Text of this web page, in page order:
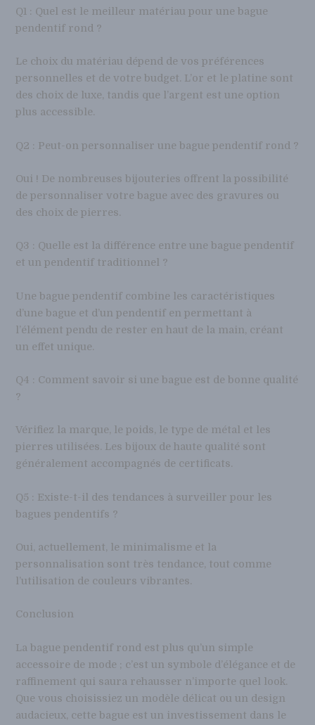
Q1 : Quel est le meilleur matériau pour une bague
pendentif rond ?
Le choix du matériau dépend de vos préférences
personnelles et de votre budget. L’or et le platine sont
des choix de luxe, tandis que l’argent est une option
plus accessible.
Q2 : Peut-on personnaliser une bague pendentif rond ?
Oui ! De nombreuses bijouteries offrent la possibilité
de personnaliser votre bague avec des gravures ou
des choix de pierres.
Q3 : Quelle est la différence entre une bague pendentif
et un pendentif traditionnel ?
Une bague pendentif combine les caractéristiques
d’une bague et d’un pendentif en permettant à
l’élément pendu de rester en haut de la main, créant
un effet unique.
Q4 : Comment savoir si une bague est de bonne qualité
?
Vérifiez la marque, le poids, le type de métal et les
pierres utilisées. Les bijoux de haute qualité sont
généralement accompagnés de certificats.
Q5 : Existe-t-il des tendances à surveiller pour les
bagues pendentifs ?
Oui, actuellement, le minimalisme et la
personnalisation sont très tendance, tout comme
l’utilisation de couleurs vibrantes.
Conclusion
La bague pendentif rond est plus qu’un simple
accessoire de mode ; c’est un symbole d’élégance et de
raffinement qui saura rehausser n’importe quel look.
Que vous choisissiez un modèle délicat ou un design
audacieux, cette bague est un investissement dans le